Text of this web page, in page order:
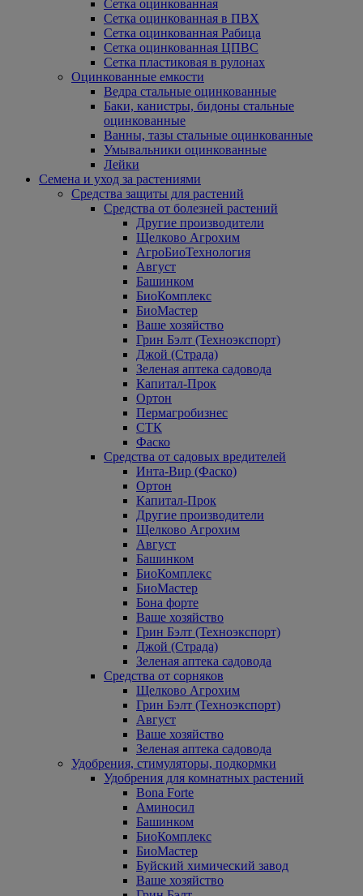
Сетка оцинкованная
Сетка оцинкованная в ПВХ
Сетка оцинкованная Рабица
Сетка оцинкованная ЦПВС
Сетка пластиковая в рулонах
Оцинкованные емкости
Ведра стальные оцинкованные
Баки, канистры, бидоны стальные
оцинкованные
Ванны, тазы стальные оцинкованные
Умывальники оцинкованные
Лейки
Семена и уход за растениями
Средства защиты для растений
Средства от болезней растений
Другие производители
Щелково Агрохим
АгроБиоТехнология
Август
Башинком
БиоКомплекс
БиоМастер
Ваше хозяйство
Грин Бэлт (Техноэкспорт)
Джой (Страда)
Зеленая аптека садовода
Капитал-Прок
Ортон
Пермагробизнес
СТК
Фаско
Средства от садовых вредителей
Инта-Вир (Фаско)
Ортон
Капитал-Прок
Другие производители
Щелково Агрохим
Август
Башинком
БиоКомплекс
БиоМастер
Бона форте
Ваше хозяйство
Грин Бэлт (Техноэкспорт)
Джой (Страда)
Зеленая аптека садовода
Средства от сорняков
Щелково Агрохим
Грин Бэлт (Техноэкспорт)
Август
Ваше хозяйство
Зеленая аптека садовода
Удобрения, стимуляторы, подкормки
Удобрения для комнатных растений
Bona Forte
Аминосил
Башинком
БиоКомплекс
БиоМастер
Буйский химический завод
Ваше хозяйство